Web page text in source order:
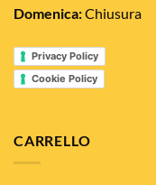
Domenica:Chiusura
Privacy Policy
Cookie Policy
CARRELLO